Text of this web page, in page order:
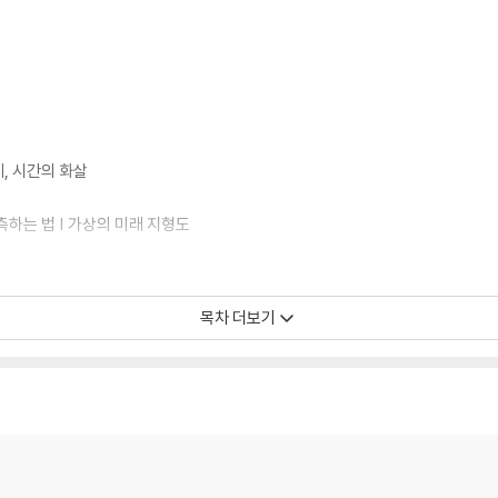
시간의 화살
하는 법 | 가상의 미래 지형도
목차 더보기